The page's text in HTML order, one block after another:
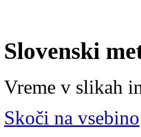
Slovenski
Vreme v slikah
Skoči na vsebino